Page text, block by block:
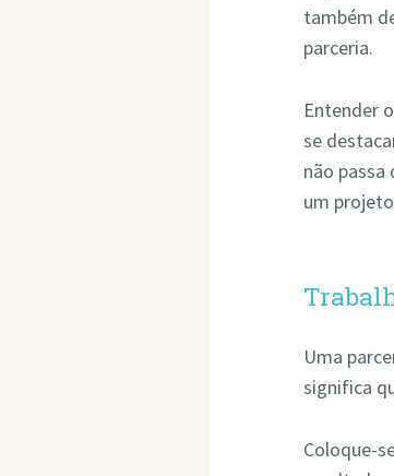
também
parceria.
Entender
se
não
um
Uma
significa
Coloque-